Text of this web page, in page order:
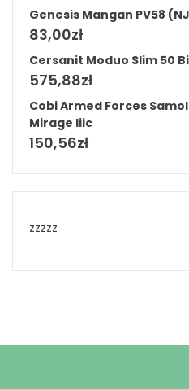
Genesis Mangan PV58
83,00zł
Cersanit Moduo Slim 50
575,88zł
Cobi Armed Forces
Mirage Iiic
150,56zł
zzzzz